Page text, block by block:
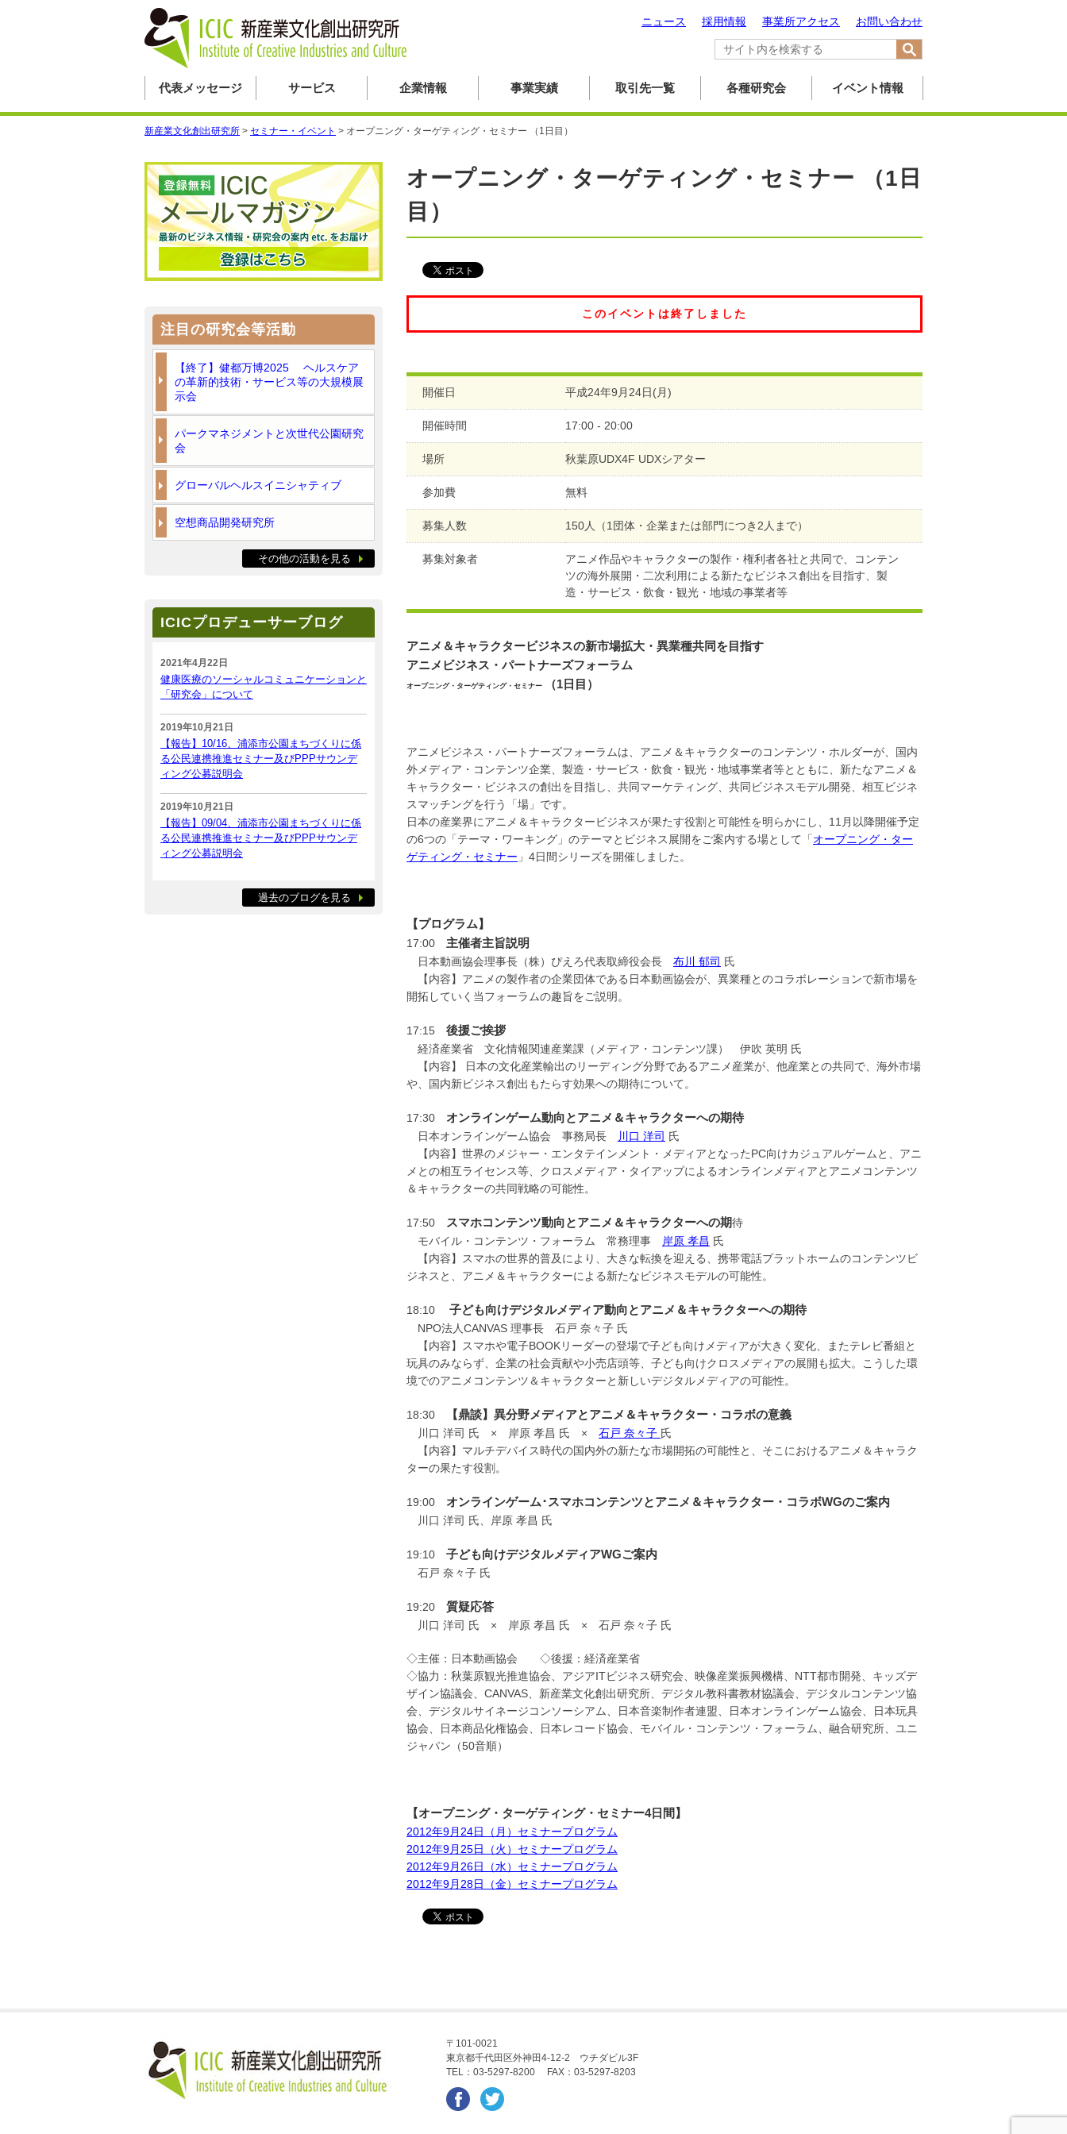
お問い合わせ
事業所アクセス
採用情報
ニュース
代表メッセージ サービス 企業情報 事業実績 取引先一覧 各種研究会 イベント情報
新産業文化創出研究所 > セミナー・イベント > オープニング・ターゲティング・セミナー （1日目）
オープニング・ターゲティング・セミナー （1日
目）
このイベントは終了しました
開催日 平成24年9月24日(月)
開催時間 17:00 - 20:00
場所 秋葉原UDX4F UDXシアター
参加費 無料
募集人数 150人（1団体・企業または部門につき2人まで）
募集対象者
アニメ作品やキャラクターの製作・権利者各社と共同で、コンテン
ツの海外展開・二次利用による新たなビジネス創出を目指す、製
造・サービス・飲食・観光・地域の事業者等
アニメ＆キャラクタービジネスの新市場拡大・異業種共同を目指す
アニメビジネス・パートナーズフォーラム
オープニング・ターゲティング・セミナー （1日目）
アニメビジネス・パートナーズフォーラムは、アニメ＆キャラクターのコンテンツ・ホルダーが、国内
外メディア・コンテンツ企業、製造・サービス・飲食・観光・地域事業者等とともに、新たなアニメ＆
キャラクター・ビジネスの創出を目指し、共同マーケティング、共同ビジネスモデル開発、相互ビジネ
スマッチングを行う「場」です。
日本の産業界にアニメ＆キャラクタービジネスが果たす役割と可能性を明らかにし、11月以降開催予定
の6つの「テーマ・ワーキング」のテーマとビジネス展開をご案内する場として「オープニング・ター
ゲティング・セミナー 」4日間シリーズを開催しました。
【プログラム】
17:00 主催者主旨説明
日本動画協会理事長（株）ぴえろ代表取締役会長 布川 郁司 氏
【内容】アニメの製作者の企業団体である日本動画協会が、異業種とのコラボレーションで新市場を
開拓していく当フォーラムの趣旨をご説明。
17:15 後援ご挨拶
経済産業省 文化情報関連産業課（メディア・コンテンツ課） 伊吹 英明 氏
【内容】 日本の文化産業輸出のリーディング分野であるアニメ産業が、他産業との共同で、海外市場
や、国内新ビジネス創出もたらす効果への期待について。
17:30 オンラインゲーム動向とアニメ＆キャラクターへの期待
日本オンラインゲーム協会 事務局長 川口 洋司 氏
【内容】世界のメジャー・エンタテインメント・メディアとなったPC向けカジュアルゲームと、アニ
メとの相互ライセンス等、クロスメディア・タイアップによるオンラインメディアとアニメコンテンツ
＆キャラクターの共同戦略の可能性。
17:50 スマホコンテンツ動向とアニメ＆キャラクターへの期待
モバイル・コンテンツ・フォーラム 常務理事
岸原 孝昌 氏
【内容】スマホの世界的普及により、大きな転換を迎える、携帯電話プラットホームのコンテンツビ
ジネスと、アニメ＆キャラクターによる新たなビジネスモデルの可能性。
18:10 子ども向けデジタルメディア動向とアニメ＆キャラクターへの期待
NPO法人CANVAS 理事長 石戸 奈々子 氏
【内容】スマホや電子BOOKリーダーの登場で子ども向けメディアが大きく変化、またテレビ番組と
玩具のみならず、企業の社会貢献や小売店頭等、子ども向けクロスメディアの展開も拡大。こうした環
境でのアニメコンテンツ＆キャラクターと新しいデジタルメディアの可能性。
18:30 【鼎談】異分野メディアとアニメ＆キャラクター・コラボの意義
川口 洋司 氏 × 岸原 孝昌 氏 × 石戸 奈々子 氏
【内容】マルチデバイス時代の国内外の新たな市場開拓の可能性と、そこにおけるアニメ＆キャラク
ターの果たす役割。
19:00 オンラインゲーム･スマホコンテンツとアニメ＆キャラクター・コラボWGのご案内
川口 洋司 氏、岸原 孝昌 氏
19:10 子ども向けデジタルメディアWGご案内
石戸 奈々子 氏
19:20 質疑応答
川口 洋司 氏 × 岸原 孝昌 氏 × 石戸 奈々子 氏
◇主催：日本動画協会 ◇後援：経済産業省
◇協力：秋葉原観光推進協会、アジアITビジネス研究会、映像産業振興機構、NTT都市開発、キッズデ
ザイン協議会、CANVAS、新産業文化創出研究所、デジタル教科書教材協議会、デジタルコンテンツ協
会、デジタルサイネージコンソーシアム、日本音楽制作者連盟、日本オンラインゲーム協会、日本玩具
協会、日本商品化権協会、日本レコード協会、モバイル・コンテンツ・フォーラム、融合研究所、ユニ
ジャパン（50音順）
【オープニング・ターゲティング・セミナー4日間】
2012年9月24日（月）セミナープログラム
2012年9月25日（火）セミナープログラム
2012年9月26日（水）セミナープログラム
2012年9月28日（金）セミナープログラム
注目の研究会等活動
【終了】健都万博2025 ヘルスケア
の革新的技術・サービス等の大規模展
示会
パークマネジメントと次世代公園研究
会
グローバルヘルスイニシャティブ
空想商品開発研究所
その他の活動を見る
ICICプロデューサーブログ
2021年4月22日
健康医療のソーシャルコミュニケーションと
「研究会」について
2019年10月21日
【報告】10/16、浦添市公園まちづくりに係
る公民連携推進セミナー及びPPPサウンデ
ィング公募説明会
2019年10月21日
【報告】09/04、浦添市公園まちづくりに係
る公民連携推進セミナー及びPPPサウンデ
ィング公募説明会
過去のブログを見る
〒101-0021
東京都千代田区外神田4-12-2 ウチダビル3F
TEL：03-5297-8200 FAX：03-5297-8203